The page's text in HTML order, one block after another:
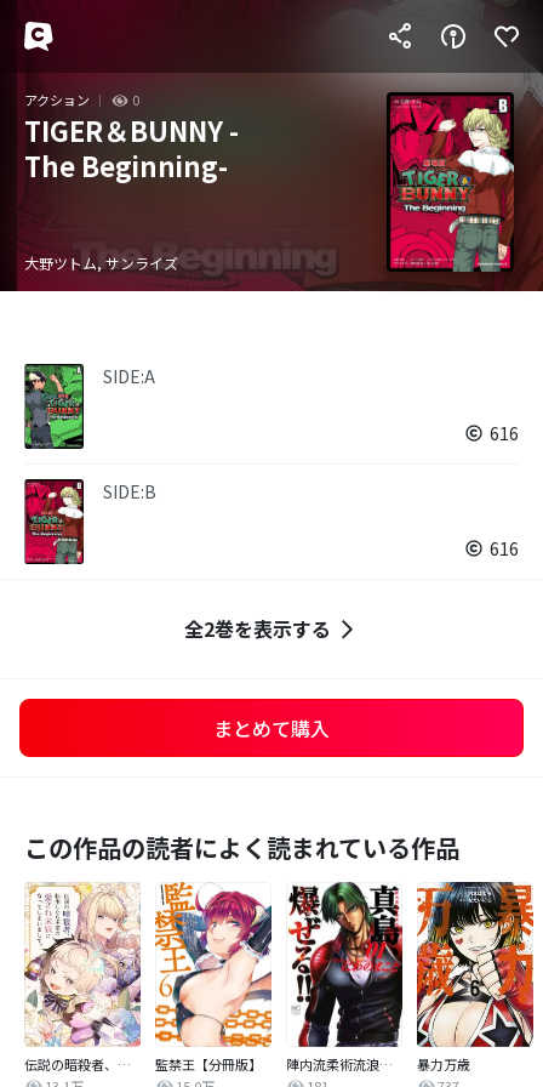
アクション 0
TIGER＆BUNNY -
The Beginning-
大野ツトム, サンライズ
SIDE:A
616
SIDE:B
616
全2巻を表示する
まとめて購入
この作品の読者によく読まれている作品
伝説の暗殺者、転生したら王家の愛され末娘になってしまいまして。【タテヨミ】
監禁王【分冊版】
陣内流柔術流浪伝 真島、爆ぜる！！
暴力万歳